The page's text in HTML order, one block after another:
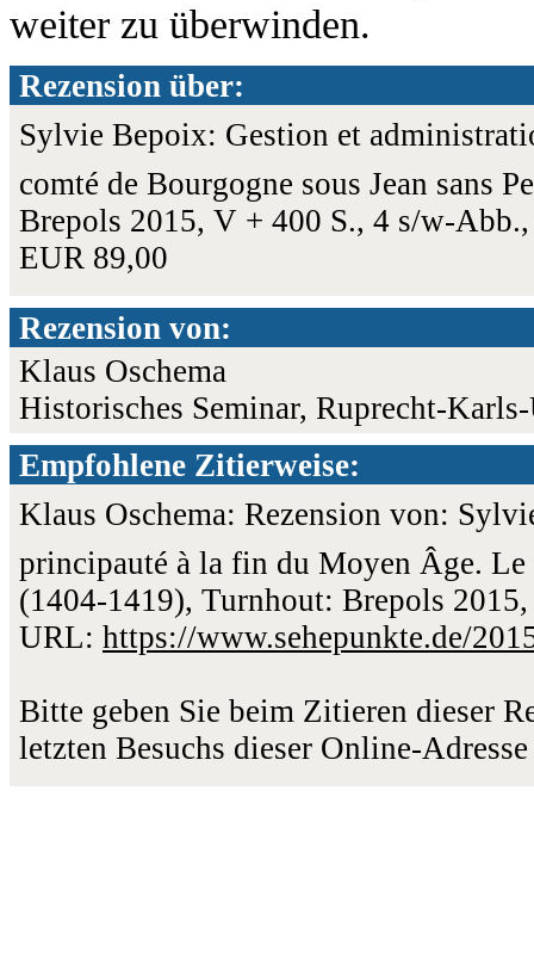
weiter zu überwinden.
Rezension über:
Sylvie Bepoix: Gestion et
comté de Bourgogne sous Jean sans
Brepols 2015, V + 400 S., 4 s/w-
EUR 89,00
Rezension von:
Klaus Oschema
Historisches Seminar, Ruprecht-
Empfohlene Zitierweise:
Klaus Oschema: Rezension von:
principauté à la fin du Moyen Âge. Le
(1404-1419), Turnhout: Brepols
URL: https://www.sehepunkte.de/
Bitte geben Sie beim Zitieren dieser
letzten Besuchs dieser Online-Adresse